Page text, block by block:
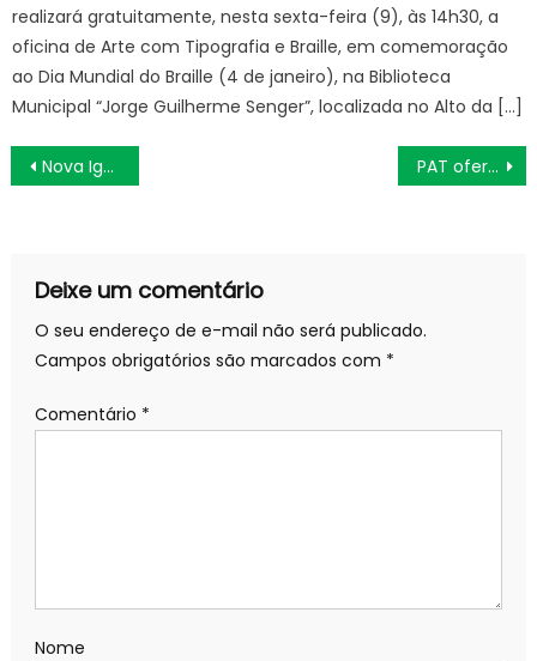
realizará gratuitamente, nesta sexta-feira (9), às 14h30, a
oficina de Arte com Tipografia e Braille, em comemoração
ao Dia Mundial do Braille (4 de janeiro), na Biblioteca
Municipal “Jorge Guilherme Senger”, localizada no Alto da […]
Navegação
de
Nova Iguaçu está em estágio de alerta PAT oferece 581 vagas de emprego para segunda-feira
Deixe um comentário
O seu endereço de e-mail não será publicado.
Campos obrigatórios são marcados com *
Comentário *
Nome